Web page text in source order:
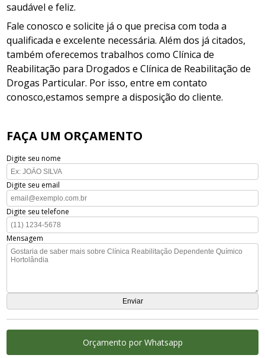
saudável e feliz.
Fale conosco e solicite já o que precisa com toda a
qualificada e excelente necessária. Além dos já citados,
também oferecemos trabalhos como Clínica de
Reabilitação para Drogados e Clínica de Reabilitação de
Drogas Particular. Por isso, entre em contato
conosco,estamos sempre a disposição do cliente.
FAÇA UM ORÇAMENTO
Digite seu nome
Digite seu email
Digite seu telefone
Mensagem
Orçamento por Whatsapp